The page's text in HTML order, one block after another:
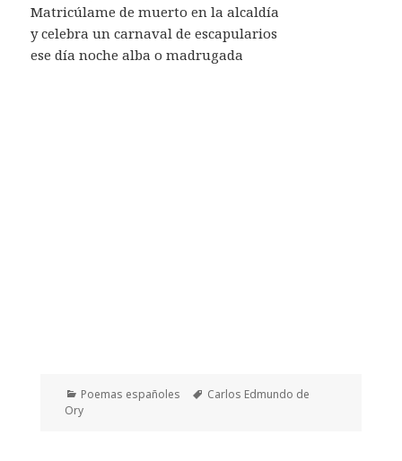
Matricúlame de muerto en la alcaldía
y celebra un carnaval de escapularios
ese día noche alba o madrugada
Categorías
Poemas españoles Etiquetas
Carlos Edmundo de
Ory